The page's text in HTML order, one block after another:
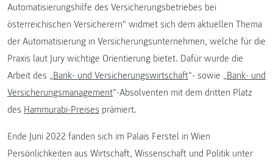
Automatisierungshilfe des Versicherungsbetriebes bei
österreichischen Versicherern“ widmet sich dem aktuellen Thema
der Automatisierung in Versicherungsunternehmen, welche für die
Praxis laut Jury wichtige Orientierung bietet. Dafür wurde die
Arbeit des „Bank- und Versicherungswirtschaft“- sowie „Bank- und
Versicherungsmanagement“-Absolventen mit dem dritten Platz
des Hammurabi-Preises prämiert.
Ende Juni 2022 fanden sich im Palais Ferstel in Wien
Persönlichkeiten aus Wirtschaft, Wissenschaft und Politik unter